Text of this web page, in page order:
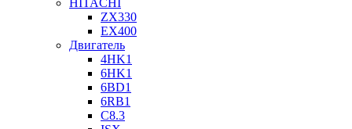
HITACHI
ZX330
EX400
Двигатель
4HK1
6HK1
6BD1
6RB1
C8.3